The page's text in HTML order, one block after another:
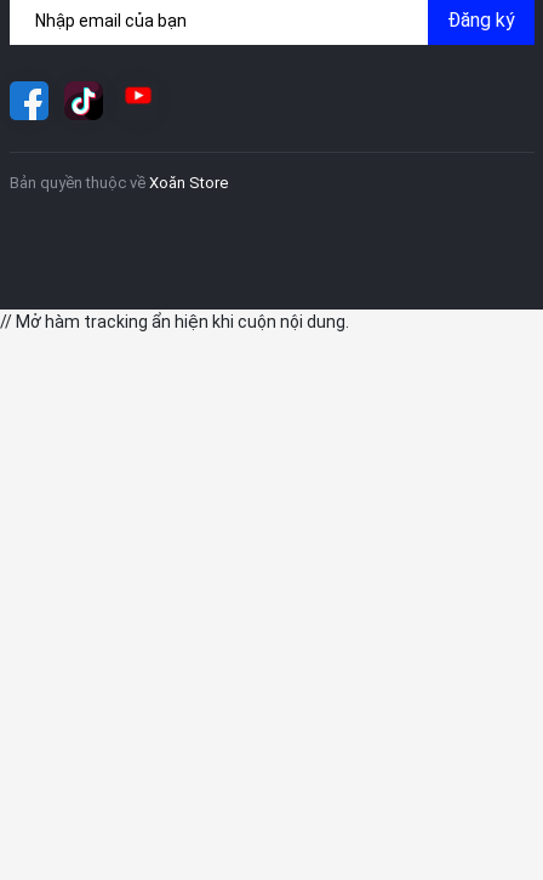
Đăng ký
Bản quyền thuộc về Xoăn Store
// Mở hàm tracking ẩn hiện khi cuộn nội dung.